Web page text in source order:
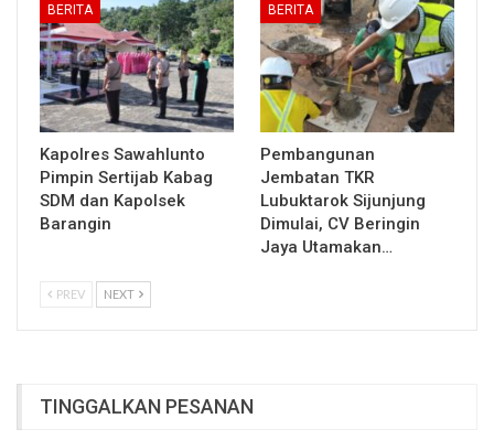
BERITA
Kapolres Sawahlunto
Pimpin Sertijab Kabag
SDM dan Kapolsek
Barangin
BERITA
Pembangunan
Jembatan TKR
Lubuktarok Sijunjung
Dimulai, CV Beringin
Jaya Utamakan…
PREV NEXT
TINGGALKAN PESANAN